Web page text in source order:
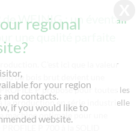
regional
for your region
contacts.
if you would like to
website.
de WEINIG : un éventail
une qualité parfaite
C'est ici que la valeur
de bois brut devient une
P propose pour toutes les
la production en série industrielle
machine optimale pour une